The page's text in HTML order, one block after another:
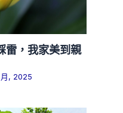
雷，我家美到親
, 2025